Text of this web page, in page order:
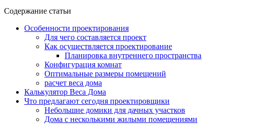
Содержание статьи
Особенности проектирования
Для чего составляется проект
Как осуществляется проектирование
Планировка внутреннего пространства
Конфигурация комнат
Оптимальные размеры помещений
расчет веса дома
Калькулятор Веса Дома
Что предлагают сегодня проектировщики
Небольшие домики для дачных участков
Дома с несколькими жилыми помещениями